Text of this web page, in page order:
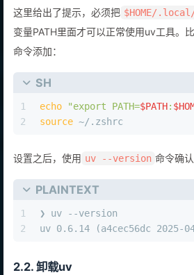
这里给出了提示，必须把 $HOME/
变量PATH里面才可以正常使用uv工具。
命令添加：
SH
1
2
echo "export PATH=$PATH:
source ~/.zshrc
设置之后，使用 uv --version 命令确认
PLAINTEXT
1
2
❯ uv --version
uv 0.6.14 (a4cec56dc 2025-
2.2. 卸载uv